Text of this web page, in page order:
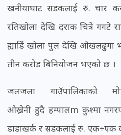
खनीयाघाट सडकलाई रु. चार
रतिखोला देखि दराक चित्रे गगटे
ह्यार्डि खोला पुल देखि ओखलढुुंगा
तीन करोड बिनियोजन भएको छ ।
जलजला गाउँपालिकाको
ओख्रेनी हुदै हम्पालm कुश्मा
डाडाखर्क र सडकलाई रु. एक÷एक